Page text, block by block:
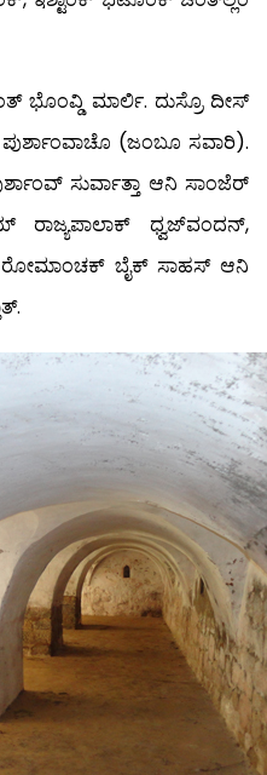
ಭೊಂವ್ಡಿ ಮಾರ್ಲಿ. ದುಸ್ರೊ ದೀಸ್
(ಜಂಬೂ ಸವಾರಿ).
ಸುರ್ವಾತ್ತಾ ಆನಿ ಸಾಂಜೆರ್
ರಾಜ್ಯಪಾಲಾಕ್ ಧ್ವಜ್‍ವಂದನ್,
ರೋಮಾಂಚಕ್ ಬೈಕ್ ಸಾಹಸ್ ಆನಿ